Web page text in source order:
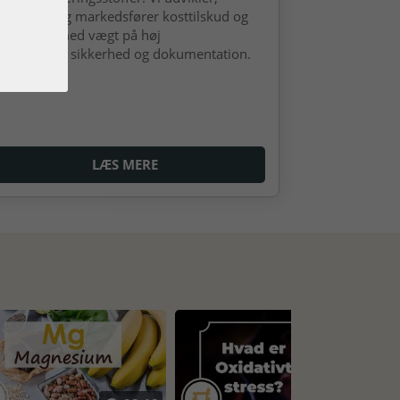
og markedsfører kosttilskud og
med vægt på høj
sikkerhed og dokumentation.
LÆS MERE